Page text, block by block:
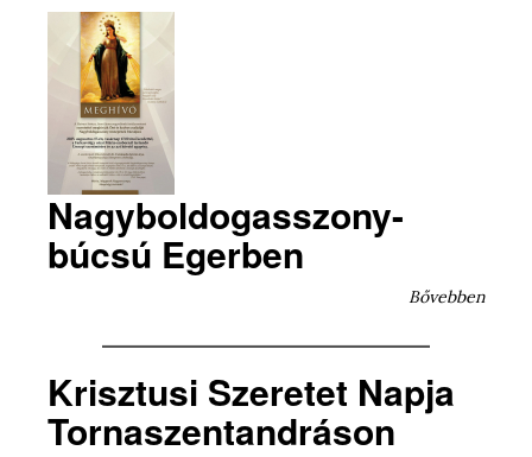
Nagyboldogasszony-
búcsú Egerben
Bővebben
Krisztusi Szeretet Napja
Tornaszentandráson